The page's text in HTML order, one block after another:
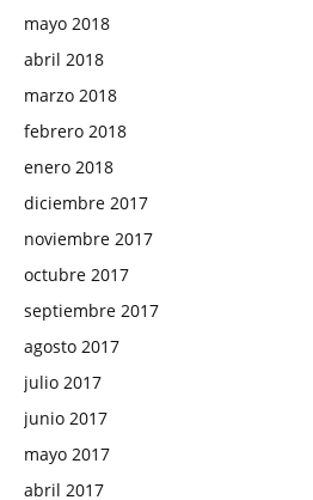
mayo 2018
abril 2018
marzo 2018
febrero 2018
enero 2018
diciembre 2017
noviembre 2017
octubre 2017
septiembre 2017
agosto 2017
julio 2017
junio 2017
mayo 2017
abril 2017